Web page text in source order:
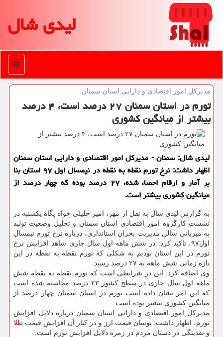
لیدی شال
منو
مدیركل امور اقتصادی و دارایی استان سمنان:
تورم در استان سمنان ۲۷ درصد است، ۴ درصد
بیشتر از میانگین كشوری
لیدی شال: سمنان - مدیركل امور اقتصادی و دارایی استان سمنان
اظهار داشت: نرخ تورم نقطه به نقطه در نیمسال اول ۹۷ استان بنا
بر آمار و ارقام احصاء شده، ۲۷ درصد بوده كه چهار درصد از
میانگین كشوری بیشتر است.
به گزارش لیدی شال به نقل از مهر، امیر خلیلی خواه پگاه یكشنبه در
نشست كارگروه امور اقتصادی استان سمنان و تحلیل وضعیت تولید
به میزبانی سالن مدیریت بحران استانداری، درباره نرخ تورم نیمسال
اول۹۷، تاكید كرد: در شش ماهه اول سال جاری شاهد افزایش نرخ
تورم در این استان بودیم به شكلی كه تورم نقطه به نقطه در این
بازه زمانی شش ماهه به ۲۷ درصد رسید.
وی اضافه كرد: این در شرایطی است كه تورم نقطه به نقطه شش
ماهه اول سال جاری در سطح كشور ۲۳ درصد محاسبه شده است
كه این امر نشان داده است تورم در استان سمنان چهار درصد از
میانگین كشوری بیشتر بوده است.
مدیركل امور اقتصادی و دارایی استان سمنان درباره دلایل افزایش
تورم، اظهار داشت: نوسان قیمت ارز و در كنار آن افزایش قیمت طلا
و نقدینگی در دستان مردم در زمره دلایل افزایش تورم است.